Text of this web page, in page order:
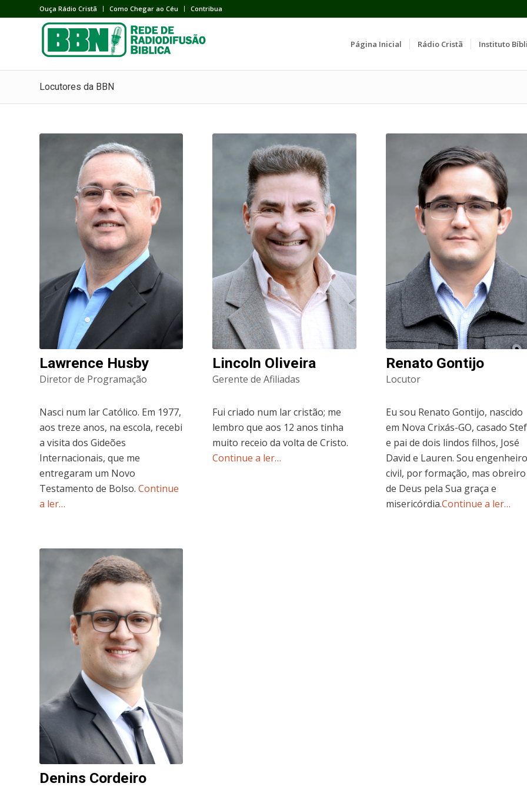
Ouça Rádio Cristã Como Chegar ao Céu Contribua
Página Inicial Rádio Cristã Instituto
Locutores da BBN
Lawrence Husby
Diretor de Programação
Nasci num lar Católico. Em 1977,
aos treze anos, na escola, recebi
a visita dos Gideões
Internacionais, que me
entregaram um Novo
Testamento de Bolso. Continue
a ler…
Lincoln Oliveira
Gerente de Afiliadas
Fui criado num lar cristão; me
lembro que aos 12 anos tinha
muito receio da volta de Cristo.
Continue a ler…
Renato Gontijo
Locutor
Eu sou Renato Gontijo, nascido
em Nova Crixás-GO, casado
e pai de dois lindos filhos, José
David e Lauren. Sou engenheiro
civil, por formação, mas obreiro
de Deus pela Sua graça e
misericórdia.Continue a ler…
Denins Cordeiro